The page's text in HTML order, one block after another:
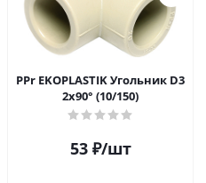
PPr EKOPLASTIK Угольник D3
2х90° (10/150)
53₽/шт